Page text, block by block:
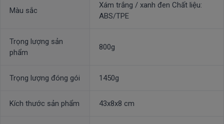
Màu sắc
Xám trắng / xanh đen Chất liệu:
ABS/TPE
Trọng lượng sản
phẩm
800g
Trọng lượng đóng gói 1450g
Kích thước sản phẩm 43x8x8 cm